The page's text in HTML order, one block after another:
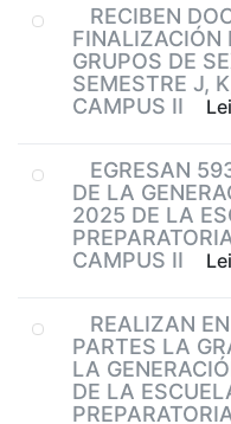
RECIBEN
FINALIZACIÓN
GRUPOS DE
SEMESTRE J,
CAMPUS II
EGRESAN
DE LA
2025 DE LA
CAMPUS II
REALIZAN
PARTES LA
LA
DE LA